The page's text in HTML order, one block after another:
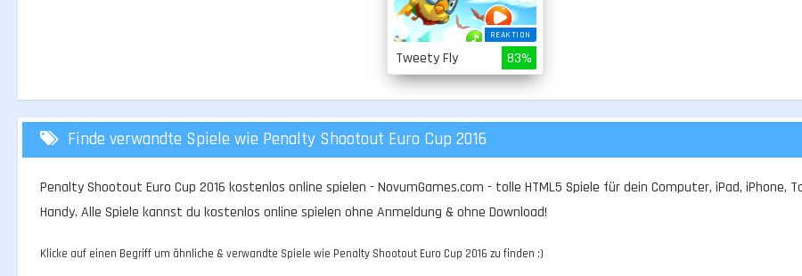
REAKTION
Tweety Fly 83%
Finde verwandte Spiele wie Penalty Shootout Euro Cup 2016
Penalty Shootout Euro Cup 2016 kostenlos online spielen - NovumGames.com - tolle HTML5 Spiele für dein Computer, iPad, iPhone,
Handy. Alle Spiele kannst du kostenlos online spielen ohne Anmeldung & ohne Download!
Klicke auf einen Begriff um ähnliche & verwandte Spiele wie Penalty Shootout Euro Cup 2016 zu finden ;)